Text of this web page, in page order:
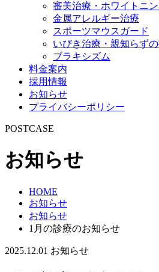
審美治療・ホワイトニ
金属アレルギー治療
スポーツマウスガード
いびき治療・親知らず
ブラキシズム
料金案内
採用情報
お知らせ
プライバシーポリシー
POSTCASE
お知らせ
HOME
お知らせ
お知らせ
1月の診療のお知らせ
2025.12.01 お知らせ